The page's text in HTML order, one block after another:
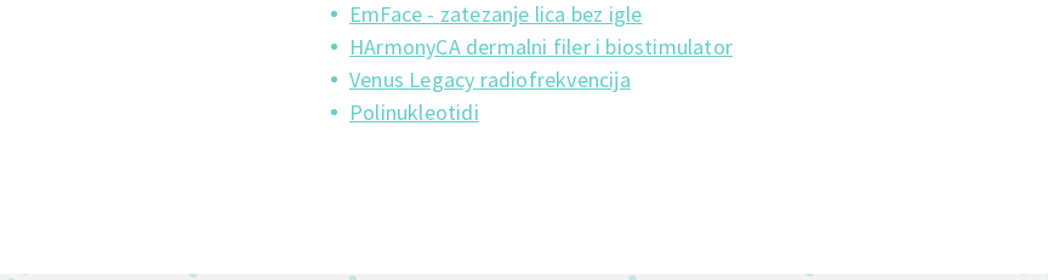
EmFace - zatezanje lica bez igle
HArmonyCA dermalni filer i biostimulator
Venus Legacy radiofrekvencija
Polinukleotidi